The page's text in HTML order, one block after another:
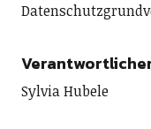
Sylvia Hubele